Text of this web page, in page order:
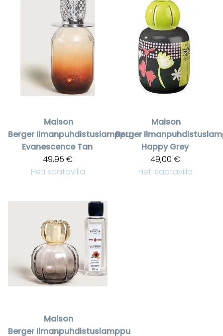
Maison
Berger Ilmanpuhdistuslamppu
Evanescence Tan
49,95 €
Heti saatavilla
Maison
Berger
Happy Grey
49,00 €
Heti saatavilla
Maison
Berger Ilmanpuhdistuslamppu